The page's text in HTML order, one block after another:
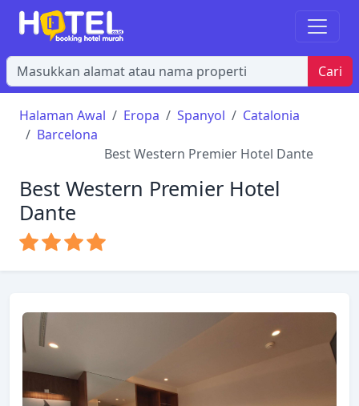
Cari
Halaman Awal Eropa Spanyol
Catalonia
Barcelona
Best Western Premier Hotel Dante
Best Western Premier Hotel
Dante